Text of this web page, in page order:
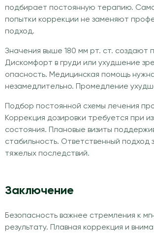
подбирает постоянную терапию.
попытки коррекции не заменяют
подход.
Значения выше 180 мм рт. ст. создают
Дискомфорт в груди или ухудшение
опасность. Медицинская помощь
незамедлительно. Промедление
Подбор постоянной схемы лечения
Коррекция дозировки требуется при
состояния. Плановые визиты
стабильность. Ответственный
тяжелых последствий.
Заключение
Безопасность важнее стремления к
результату. Плавная коррекция и